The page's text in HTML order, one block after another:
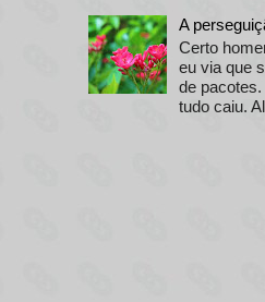
A
Certo
eu via que
de
tudo caiu.